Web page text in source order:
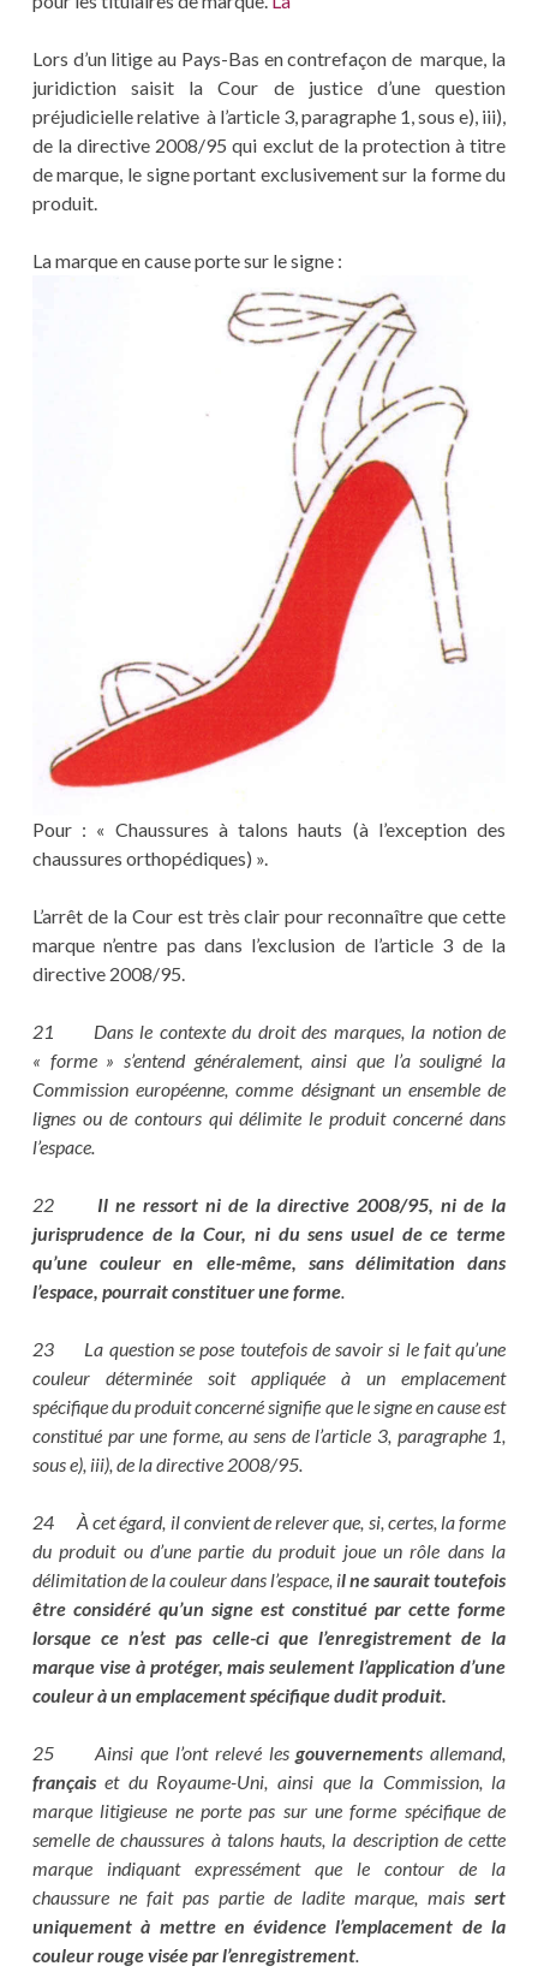
Lors d’un litige au Pays-Bas en contrefaçon de marque, la
juridiction saisit la Cour de justice d’une question
préjudicielle relative à l’article 3, paragraphe 1, sous e), iii),
de la directive 2008/95 qui exclut de la protection à titre
de marque, le signe portant exclusivement sur la forme du
produit.
La marque en cause porte sur le signe :
Pour : « Chaussures à talons hauts (à l’exception des
chaussures orthopédiques) ».
L’arrêt de la Cour est très clair pour reconnaître que cette
marque n’entre pas dans l’exclusion de l’article 3 de la
directive 2008/95.
21 Dans le contexte du droit des marques, la notion de
« forme » s’entend généralement, ainsi que l’a souligné la
Commission européenne, comme désignant un ensemble de
lignes ou de contours qui délimite le produit concerné dans
l’espace.
22 Il ne ressort ni de la directive 2008/95, ni de la
jurisprudence de la Cour, ni du sens usuel de ce terme
qu’une couleur en elle-même, sans délimitation dans
l’espace, pourrait constituer une forme.
23 La question se pose toutefois de savoir si le fait qu’une
couleur déterminée soit appliquée à un emplacement
spécifique du produit concerné signifie que le signe en cause est
constitué par une forme, au sens de l’article 3, paragraphe 1,
sous e), iii), de la directive 2008/95.
24 À cet égard, il convient de relever que, si, certes, la forme
du produit ou d’une partie du produit joue un rôle dans la
délimitation de la couleur dans l’espace, il ne saurait toutefois
être considéré qu’un signe est constitué par cette forme
lorsque ce n’est pas celle-ci que l’enregistrement de la
marque vise à protéger, mais seulement l’application d’une
couleur à un emplacement spécifique dudit produit.
25 Ainsi que l’ont relevé lesgouvernements allemand,
françaiset du Royaume-Uni, ainsi que la Commission, la
marque litigieuse ne porte pas sur une forme spécifique de
semelle de chaussures à talons hauts, la description de cette
marque indiquant expressément que le contour de la
chaussure ne fait pas partie de ladite marque, maissert
uniquement à mettre en évidence l’emplacement de la
couleur rouge visée par l’enregistrement.